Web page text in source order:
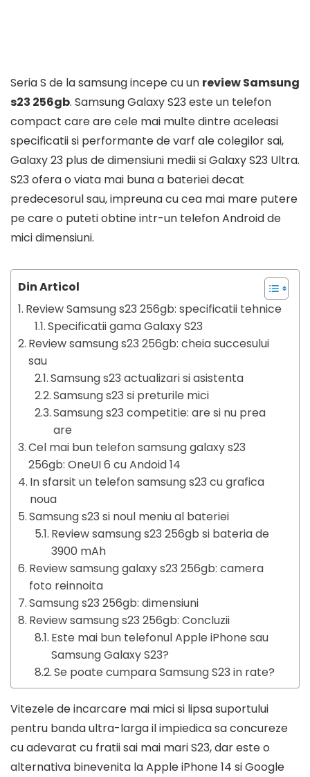
Seria S de la samsung incepe cu un review Samsung
s23 256gb. Samsung Galaxy S23 este un telefon
compact care are cele mai multe dintre aceleasi
specificatii si performante de varf ale colegilor sai,
Galaxy 23 plus de dimensiuni medii si Galaxy S23 Ultra.
S23 ofera o viata mai buna a bateriei decat
predecesorul sau, impreuna cu cea mai mare putere
pe care o puteti obtine intr-un telefon Android de
mici dimensiuni.
Din Articol
Review Samsung s23 256gb: specificatii tehnice
Specificatii gama Galaxy S23
Review samsung s23 256gb: cheia succesului
sau
Samsung s23 actualizari si asistenta
Samsung s23 si preturile mici
Samsung s23 competitie: are si nu prea
are
Cel mai bun telefon samsung galaxy s23
256gb: OneUI 6 cu Andoid 14
In sfarsit un telefon samsung s23 cu grafica
noua
Samsung s23 si noul meniu al bateriei
Review samsung s23 256gb si bateria de
3900 mAh
Review samsung galaxy s23 256gb: camera
foto reinnoita
Samsung s23 256gb: dimensiuni
Review samsung s23 256gb: Concluzii
Este mai bun telefonul Apple iPhone sau
Samsung Galaxy S23?
Se poate cumpara Samsung S23 in rate?
Vitezele de incarcare mai mici si lipsa suportului
pentru banda ultra-larga il impiedica sa concureze
cu adevarat cu fratii sai mai mari S23, dar este o
alternativa binevenita la Apple iPhone 14 si Google